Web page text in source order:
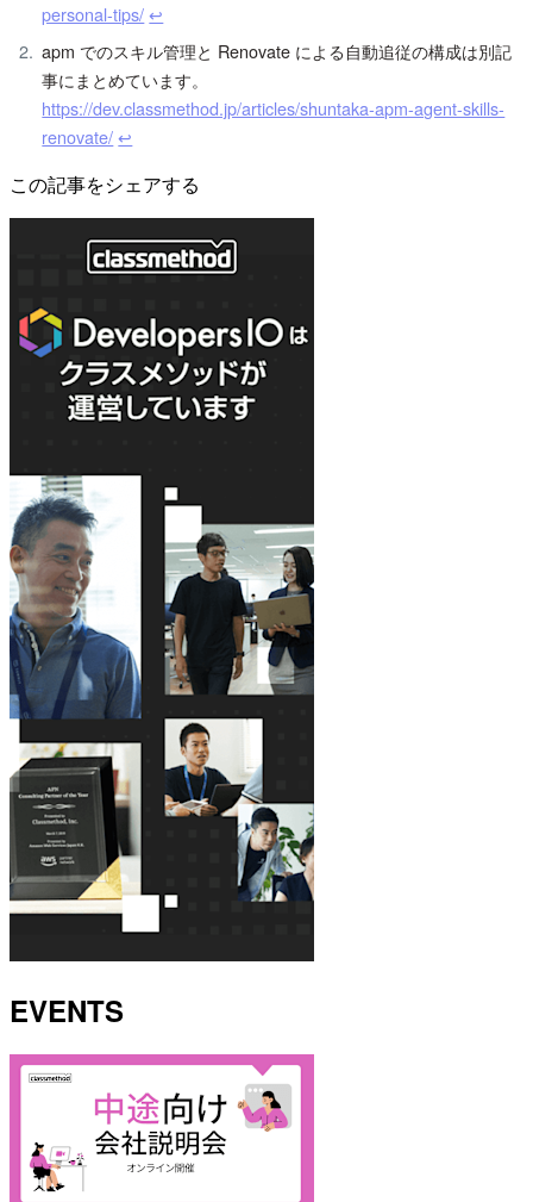
personal-tips/ ↩︎
apm でのスキル管理と Renovate による自動追従の構成は別記
事にまとめています。
https://dev.classmethod.jp/articles/shuntaka-apm-agent-skills-
renovate/ ↩︎
この記事をシェアする
EVENTS